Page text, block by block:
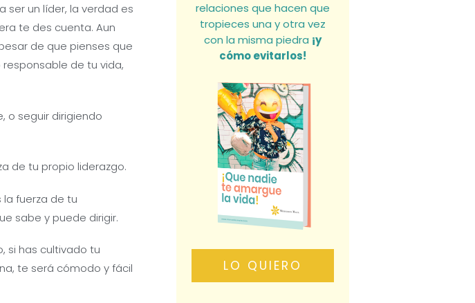
ser un líder, la verdad es
te des cuenta. Aun
de que pienses que
de tu vida,
o seguir dirigiendo
de tu propio liderazgo.
fuerza de tu
sabe y puede dirigir.
si has cultivado tu
te será cómodo y fácil
relaciones que hacen que
tropieces una y otra vez
con la misma piedra ¡y
cómo evitarlos!
LO QUIERO